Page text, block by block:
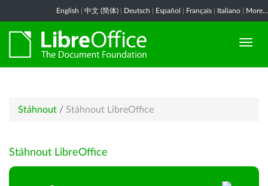
English 中文 (简体) Deutsch Español Français Italiano More...
Stáhnout / Stáhnout LibreOffice
Stáhnout LibreOffice